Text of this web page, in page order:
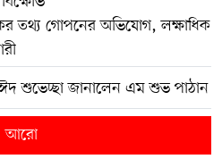
তথ্য গোপনের অভিযোগ, লক্ষাধিক
শুভেচ্ছা জানালেন এম শুভ পাঠান
আরো